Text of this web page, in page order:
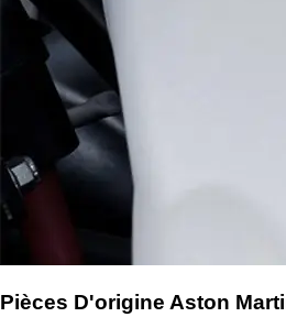
Pièces D'origine Aston